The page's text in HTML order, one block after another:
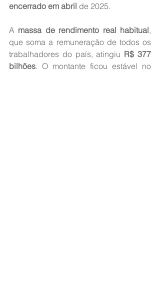
encerrado em abril de 2025.
A massa de rendimento real habitual,
que soma a remuneração de todos os
trabalhadores do país, atingiu R$ 377
bilhões. O montante ficou estável no